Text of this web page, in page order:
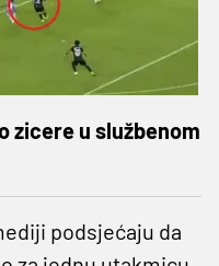
zicere u službenom
podsjećaju da